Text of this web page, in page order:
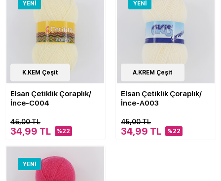
YENI
40Çeşit
K.KEM Çeşit
Elsan Çetiklik Çoraplık/
İnce-C004
45,00 TL
34,99 TL %22
YENI
40Çeşit
A.KREM Çeşit
Elsan Çetiklik Çoraplık/
İnce-A003
45,00 TL
34,99 TL %22
YENI